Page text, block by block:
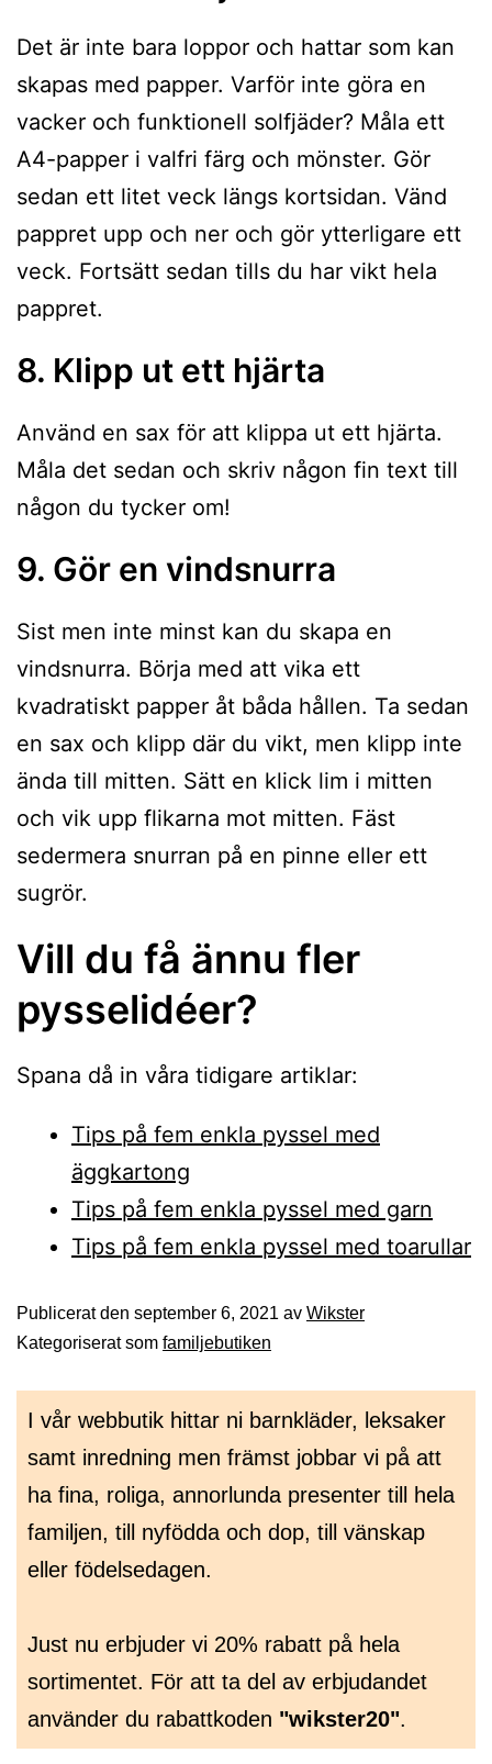
Det är inte bara loppor och hattar som kan
skapas med papper. Varför inte göra en
vacker och funktionell solfjäder? Måla ett
A4-papper i valfri färg och mönster. Gör
sedan ett litet veck längs kortsidan. Vänd
pappret upp och ner och gör ytterligare ett
veck. Fortsätt sedan tills du har vikt hela
pappret.
8. Klipp ut ett hjärta
Använd en sax för att klippa ut ett hjärta.
Måla det sedan och skriv någon fin text till
någon du tycker om!
9. Gör en vindsnurra
Sist men inte minst kan du skapa en
vindsnurra. Börja med att vika ett
kvadratiskt papper åt båda hållen. Ta sedan
en sax och klipp där du vikt, men klipp inte
ända till mitten. Sätt en klick lim i mitten
och vik upp flikarna mot mitten. Fäst
sedermera snurran på en pinne eller ett
sugrör.
Vill du få ännu fler
pysselidéer?
Spana då in våra tidigare artiklar:
Tips på fem enkla pyssel med
äggkartong
Tips på fem enkla pyssel med garn
Tips på fem enkla pyssel med toarullar
Publicerat den september 6, 2021 av Wikster
Kategoriserat som familjebutiken
Inläggsnavigering
I vår webbutik hittar ni barnkläder, leksaker
samt inredning men främst jobbar vi på att
ha fina, roliga, annorlunda presenter till hela
familjen, till nyfödda och dop, till vänskap
eller födelsedagen.
Just nu erbjuder vi 20% rabatt på hela
sortimentet. För att ta del av erbjudandet
använder du rabattkoden "wikster20".